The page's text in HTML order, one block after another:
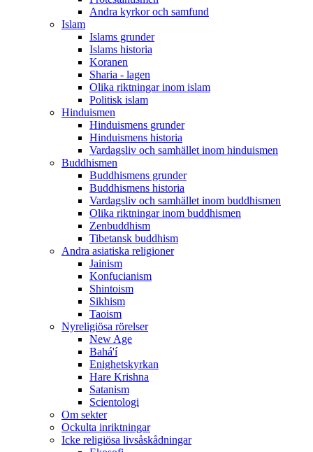
Andra kyrkor och samfund
Islam
Islams grunder
Islams historia
Koranen
Sharia - lagen
Olika riktningar inom islam
Politisk islam
Hinduismen
Hinduismens grunder
Hinduismens historia
Vardagsliv och samhället inom hinduismen
Buddhismen
Buddhismens grunder
Buddhismens historia
Vardagsliv och samhället inom buddhismen
Olika riktningar inom buddhismen
Zenbuddhism
Tibetansk buddhism
Andra asiatiska religioner
Jainism
Konfucianism
Shintoism
Sikhism
Taoism
Nyreligiösa rörelser
New Age
Bahá'í
Enighetskyrkan
Hare Krishna
Satanism
Scientologi
Om sekter
Ockulta inriktningar
Icke religiösa livsåskådningar